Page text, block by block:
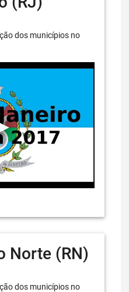
dos municípios no
Norte (RN)
dos municípios no